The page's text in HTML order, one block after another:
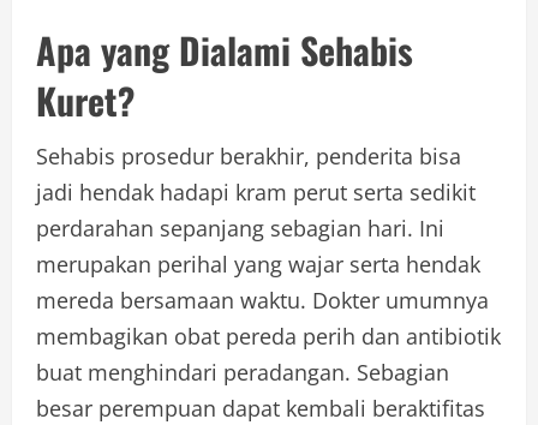
Apa yang Dialami Sehabis
Kuret?
Sehabis prosedur berakhir, penderita bisa
jadi hendak hadapi kram perut serta sedikit
perdarahan sepanjang sebagian hari. Ini
merupakan perihal yang wajar serta hendak
mereda bersamaan waktu. Dokter umumnya
membagikan obat pereda perih dan antibiotik
buat menghindari peradangan. Sebagian
besar perempuan dapat kembali beraktifitas